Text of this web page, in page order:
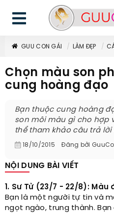
GUU CON GÁI LÀM ĐẸP
Chọn màu son
cung hoàng đạo
Bạn thuộc cung hoàng
son môi màu gì cho hợp
thể tham khảo câu trả lời
18/10/2015 Đăng bởi
NỘI DUNG BÀI VIẾT
1. Sư Tử (23/7 - 22/8):
Bạn là một người tự tin và
ngọt ngào, trung thành. Bạn